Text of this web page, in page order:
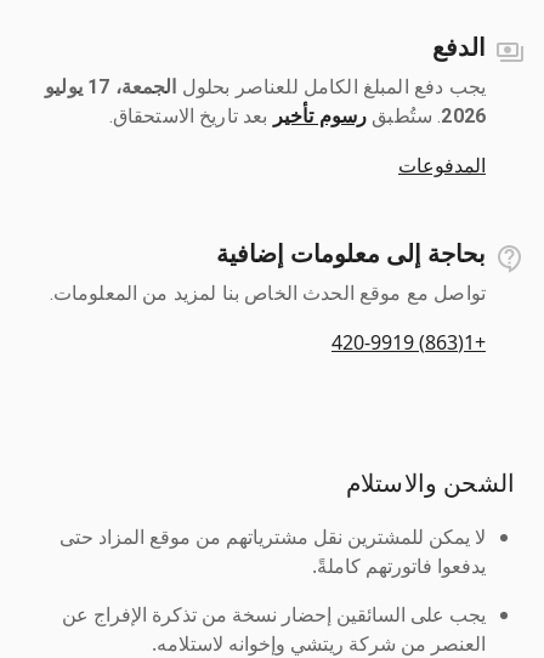
الدفع
يجب دفع المبلغ الكامل للعناصر بحلول ‎
الجمعة، 17 يوليو
2026
رسوم تأخير بعد تاريخ الاستحقاق.
المدفوعات
بحاجة إلى معلومات إضافية
تواصل مع موقع الحدث الخاص بنا لمزيد من المعلومات.
+1(863) 420-9919
الشحن والاستلام
لا يمكن للمشترين نقل مشترياتهم من موقع المزاد حتى
يدفعوا فاتورتهم كاملةً.
يجب على السائقين إحضار نسخة من تذكرة الإفراج عن
العنصر من شركة ريتشي وإخوانه لاستلامه.